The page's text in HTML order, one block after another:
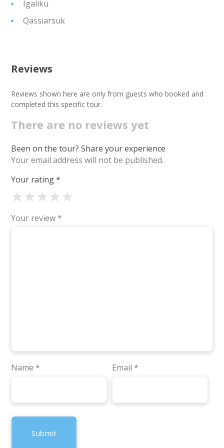
Igaliku
Qassiarsuk
Reviews
Reviews shown here are only from guests who booked and
completed this specific tour.
There are no reviews yet
Been on the tour? Share your experience
Your email address will not be published.
Your rating*
★
★
★
★
★
Your review *
Name * Email *